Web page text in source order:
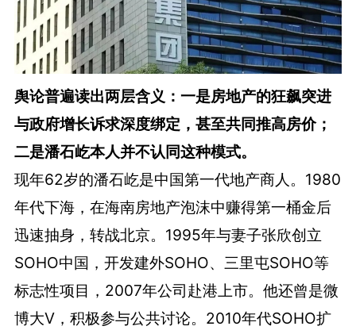
舆论普遍读出两层含义：一是房地产的狂飙突进
与政府增长诉求深度绑定，甚至共同推高房价；
二是潘石屹本人并不认同这种模式。
现年62岁的潘石屹是中国第一代地产商人。1980
年代下海，在海南房地产泡沫中赚得第一桶金后
迅速抽身，转战北京。1995年与妻子张欣创立
SOHO中国，开发建外SOHO、三里屯SOHO等
标志性项目，2007年公司赴港上市。他还曾是微
博大V，积极参与公共讨论。2010年代SOHO扩